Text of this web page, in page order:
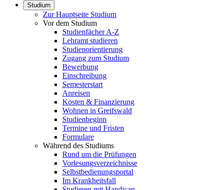
Studium
Zur Hauptseite Studium
Vor dem Studium
Studienfächer A-Z
Lehramt studieren
Studienorientierung
Zugang zum Studium
Bewerbung
Einschreibung
Semesterstart
Anreisen
Kosten & Finanzierung
Wohnen in Greifswald
Studienbeginn
Termine und Fristen
Formulare
Während des Studiums
Rund um die Prüfungen
Vorlesungsverzeichnisse
Selbstbedienungsportal
Im Krankheitsfall